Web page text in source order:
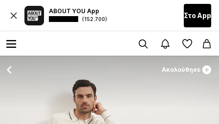
ABOUT YOU App
(152.700) Στο Αpp
Ακολούθησε